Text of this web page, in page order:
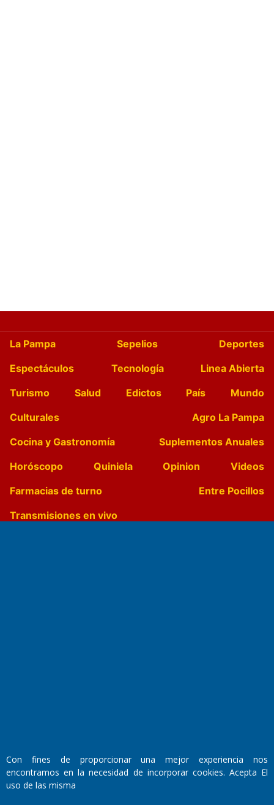
La Pampa Sepelios
Deportes
Espectáculos
Tecnología
Linea Abierta
Turismo
Salud Edictos País
Mundo
Culturales
Agro La Pampa
Cocina y Gastronomía
Suplementos Anuales
Horóscopo
Quiniela Opinion
Videos
Farmacias de turno
Entre Pocillos
Transmisiones en vivo
Propietario: El Diario SRL
Director Periodístico:
Walter René Goñi
Con fines de proporcionar una mejor experiencia nos
encontramos en la necesidad de incorporar cookies. Acepta El
uso de las misma